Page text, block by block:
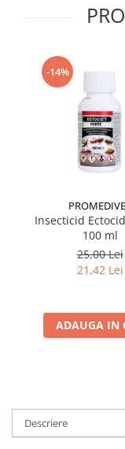
-14%
Insecticid
100 ml
25,00 Lei
21,42 Lei
ADAUGA IN
Descriere